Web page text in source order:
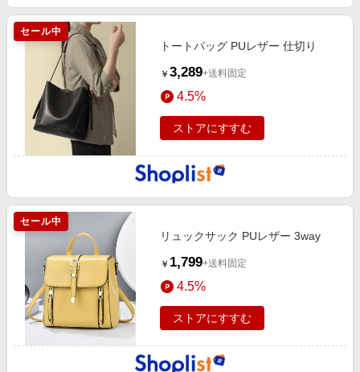
セール中
トートバッグ PUレザー 仕切り
￥ 3,289+送料固定
4.5%
ストアにすすむ
セール中
リュックサック PUレザー 3way
￥ 1,799+送料固定
4.5%
ストアにすすむ